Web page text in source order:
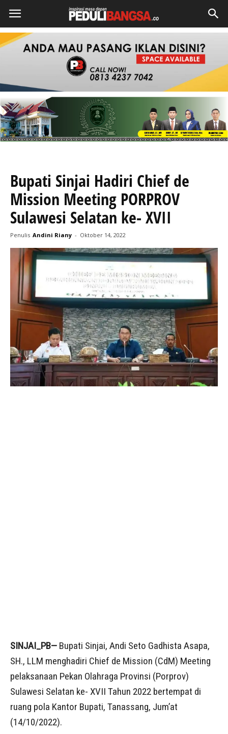
Bupati Sinjai Hadiri Chief de
Mission Meeting PORPROV
Sulawesi Selatan ke- XVII
Penulis Andini Riany - Oktober 14, 2022
SINJAI_PB— Bupati Sinjai, Andi Seto Gadhista Asapa,
SH., LLM menghadiri Chief de Mission (CdM) Meeting
pelaksanaan Pekan Olahraga Provinsi (Porprov)
Sulawesi Selatan ke- XVII Tahun 2022 bertempat di
ruang pola Kantor Bupati, Tanassang, Jum’at
(14/10/2022).